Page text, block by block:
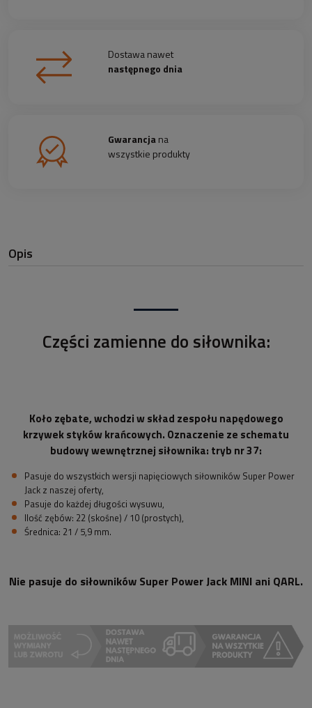
Dostawa nawet
następnego dnia
Gwarancjana
wszystkie produkty
Opis
Części zamienne do siłownika:
Koło zębate, wchodzi w skład zespołu napędowego
krzywek styków krańcowych. Oznaczenie ze schematu
budowy wewnętrznej siłownika: tryb nr 37:
Pasuje do wszystkich wersji napięciowych siłowników Super Power
Jack z naszej oferty,
Pasuje do każdej długości wysuwu,
Ilość zębów: 22 (skośne) / 10 (prostych),
Średnica: 21 / 5,9 mm.
Nie pasuje do siłowników Super Power Jack MINI ani QARL.